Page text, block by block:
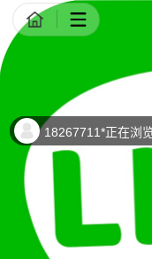
18267711*正在浏